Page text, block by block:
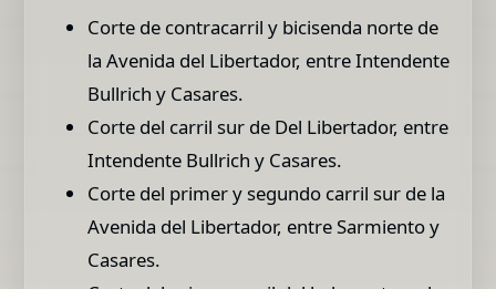
Corte de contracarril y bicisenda norte de
la Avenida del Libertador, entre Intendente
Bullrich y Casares.
Corte del carril sur de Del Libertador, entre
Intendente Bullrich y Casares.
Corte del primer y segundo carril sur de la
Avenida del Libertador, entre Sarmiento y
Casares.